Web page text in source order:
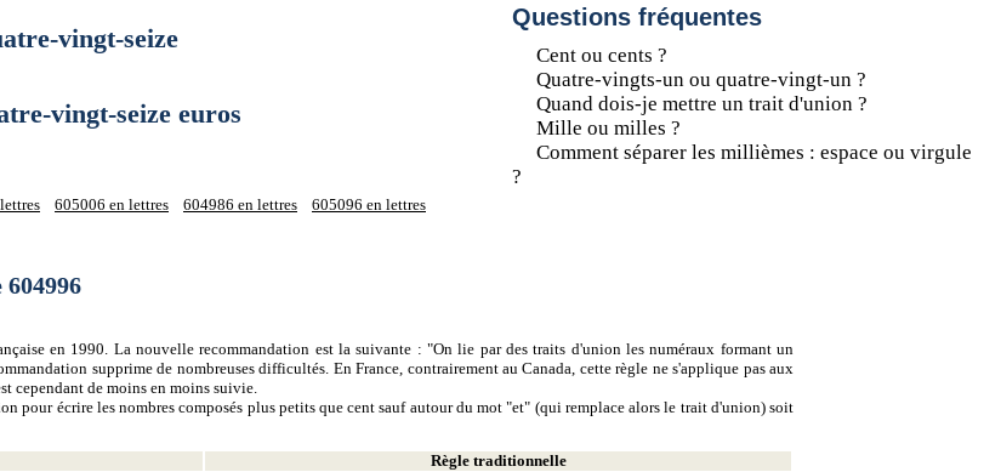
Questions fréquentes
Cent ou cents ?
Quatre-vingts-un ou quatre-vingt-un ?
Quand dois-je mettre un trait d'union ?
Mille ou milles ?
Comment séparer les millièmes : espace ou virgule
?
vingt-seize
vingt-seize euros
605006 en lettres 604986 en lettres
605096 en lettres
en 1990. La nouvelle recommandation est la suivante : "On lie par des traits d'union les numéraux formant un
supprime de nombreuses difficultés. En France, contrairement au Canada, cette règle ne s'applique pas aux
cependant de moins en moins suivie.
pour écrire les nombres composés plus petits que cent sauf autour du mot "et" (qui remplace alors le trait d'union) soit
Règle traditionnelle